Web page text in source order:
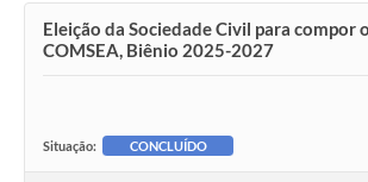
Eleição da Sociedade Civil para compor o
COMSEA, Biênio 2025-2027
Situação: CONCLUÍDO